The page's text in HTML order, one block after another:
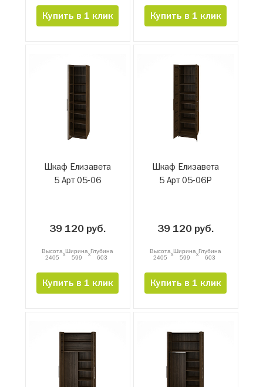
Купить в 1 клик Купить в 1 клик
Шкаф Елизавета
5 Арт 05-06
39 120 руб.
Высота
2405
xШирина
599
xГлубина
603
Купить в 1 клик
Шкаф Елизавета
5 Арт 05-06Р
39 120 руб.
Высота
2405
xШирина
599
xГлубина
603
Купить в 1 клик